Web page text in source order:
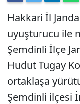
Hakkari İl
uyuşturucu ile
Şemdinli İlçe
Hudut Tugay
ortaklaşa
Şemdinli ilçesi